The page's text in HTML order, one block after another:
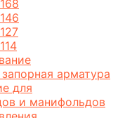
арматура
для
и манифольдов